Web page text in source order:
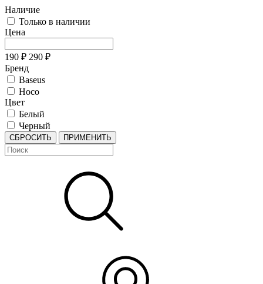
Наличие
Только в наличии
Цена
190 ₽ 290 ₽
Бренд
Baseus
Hoco
Цвет
Белый
Черный
СБРОСИТЬ ПРИМЕНИТЬ